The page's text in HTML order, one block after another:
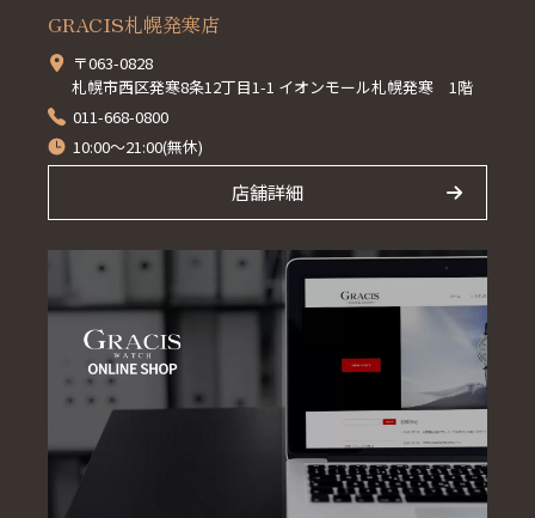
GRACIS札幌発寒店
〒063-0828
札幌市西区発寒8条12丁目1-1 イオンモール札幌発寒 1階
011-668-0800
10:00～21:00(無休)
店舗詳細